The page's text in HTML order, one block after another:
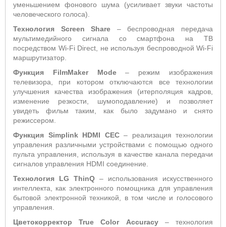
уменьшением фонового шума (усиливает звуки частоты
человеческого голоса).
Технология Screen Share – беспроводная передача
мультимедийного сигнала со смартфона на ТВ
посредством Wi-Fi Direct, не используя беспроводной Wi-Fi
маршрутизатор.
Функция FilmMaker
Mode– режим изображения
телевизора, при котором отключаются все технологии
улучшения качества изображения (итерполяция кадров,
изменение резкости, шумоподавление) и позволяет
увидеть фильм таким, как было задумано и снято
режиссером.
Функция Simplink HDMI CEC– реализация технологии
управления различными устройствами с помощью одного
пульта управления, используя в качестве канала передачи
сигналов управления HDMI соединение.
Технология LG ThinQ – использования искусственного
интеллекта, как электронного помощника для управления
бытовой электронной техникой, в том числе и голосового
управления.
ЦветокорректорTrue Color Accuracy– технология